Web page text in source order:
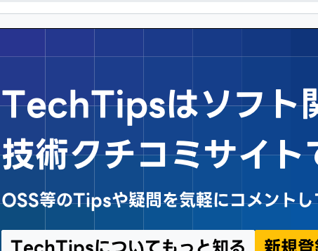
TechTipsはソフト
技術クチコミサイト
OSS等のTipsや疑問を気軽にコメント